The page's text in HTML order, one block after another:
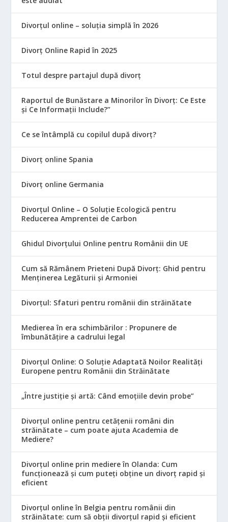
Divorțul online – soluția simplă în 2026
Divorț Online Rapid în 2025
Totul despre partajul după divorț
Raportul de Bunăstare a Minorilor în Divorț: Ce Este
și Ce Informații Include?”
Ce se întâmplă cu copilul după divorț?
Divorț online Spania
Divorț online Germania
Divorțul Online – O Soluție Ecologică pentru
Reducerea Amprentei de Carbon
Ghidul Divorțului Online pentru Românii din UE
Cum să Rămânem Prieteni După Divorț: Ghid pentru
Menținerea Legăturii și Armoniei
Divorțul: Sfaturi pentru românii din străinătate
Medierea în era schimbărilor : Propunere de
îmbunătățire a cadrului legal
Divorțul Online: O Soluție Adaptată Noilor Realități
Europene pentru Românii din Străinătate
„Între justiție și artă: Când emoțiile devin probe”
Divorțul online pentru cetățenii români din
străinătate – cum poate ajuta Academia de
Mediere?
Divorțul online prin mediere în Olanda: Cum
funcționează și cum puteți obține un divorț rapid și
eficient
Divorțul online în Belgia pentru românii din
străinătate: cum să obții divorțul rapid și eficient